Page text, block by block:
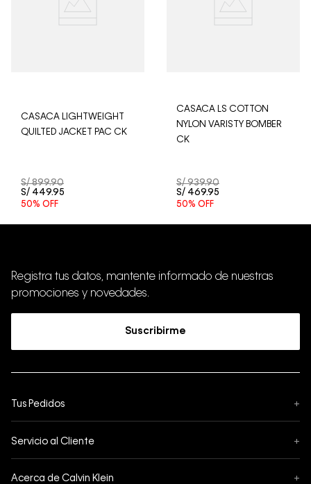
CASACA LIGHTWEIGHT
QUILTED JACKET PAC CK
S/ 899.90
S/ 449.95
50% OFF
CASACA LS COTTON
NYLON VARISTY BOMBER
CK
S/ 939.90
S/ 469.95
50% OFF
Registra tus datos, mantente informado de nuestras
promociones y novedades.
Suscribirme
Tus Pedidos +
Formas de Pago
Servicio al Cliente +
Acerca de Calvin Klein +